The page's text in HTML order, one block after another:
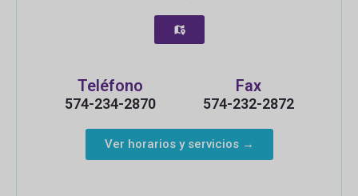
Teléfono
574-234-2870
Fax
574-232-2872
Ver horarios y servicios →